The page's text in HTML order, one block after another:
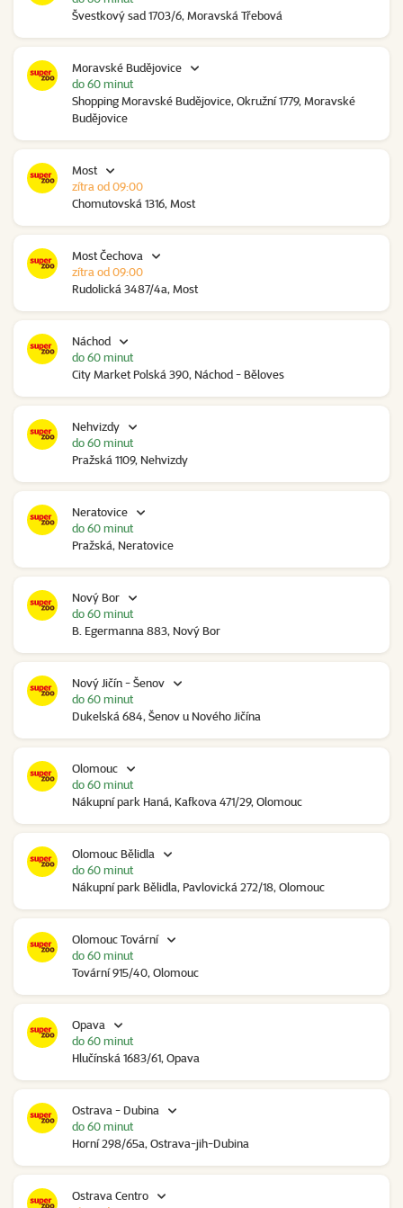
Švestkový sad 1703/6, Moravská Třebová
Moravské Budějovice
Shopping Moravské Budějovice, Okružní 1779, Moravské
Budějovice
do 60 minut
Most
Chomutovská 1316, Most
zítra od 09:00
Most Čechova
Rudolická 3487/4a, Most
zítra od 09:00
Náchod
City Market Polská 390, Náchod - Běloves
do 60 minut
Nehvizdy
Pražská 1109, Nehvizdy
do 60 minut
Neratovice
Pražská, Neratovice
do 60 minut
Nový Bor
B. Egermanna 883, Nový Bor
do 60 minut
Nový Jičín - Šenov
Dukelská 684, Šenov u Nového Jičína
do 60 minut
Olomouc
Nákupní park Haná, Kafkova 471/29, Olomouc
do 60 minut
Olomouc Bělidla
Nákupní park Bělidla, Pavlovická 272/18, Olomouc
do 60 minut
Olomouc Tovární
Tovární 915/40, Olomouc
do 60 minut
Opava
Hlučínská 1683/61, Opava
do 60 minut
Ostrava - Dubina
Horní 298/65a, Ostrava-jih-Dubina
do 60 minut
Ostrava Centro